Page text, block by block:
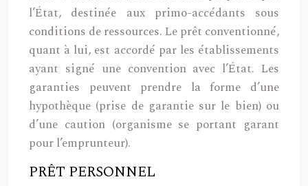
l’État, destinée aux primo-accédants sous
conditions de ressources. Le prêt conventionné,
quant à lui, est accordé par les établissements
ayant signé une convention avec l’État. Les
garanties peuvent prendre la forme d’une
hypothèque (prise de garantie sur le bien) ou
d’une caution (organisme se portant garant
pour l’emprunteur).
PRÊT PERSONNEL